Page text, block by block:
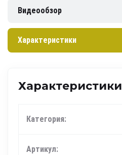
Видеообзор
Характеристики
Характеристики
Категория:
Артикул: